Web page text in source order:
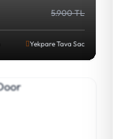
5.900 TL
Yekpare Tava Sac